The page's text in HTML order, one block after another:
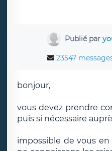
Publié par
23547
bonjour,
vous devez prendre
puis si nécessaire
impossible de vous